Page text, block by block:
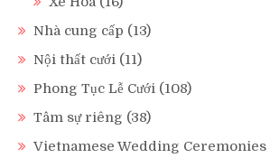
Nhà cung cấp (13)
Nội thất cưới (11)
Phong Tục Lễ Cưới (108)
Tâm sự riêng (38)
Vietnamese Wedding Ceremonies